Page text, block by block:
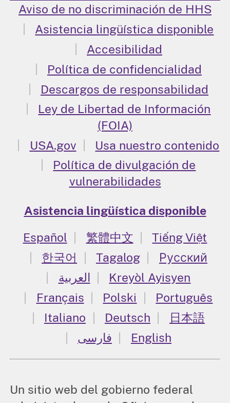
Aviso de no discriminación de HHS
Asistencia lingüística disponible
Accesibilidad
Política de confidencialidad
Descargos de responsabilidad
Ley de Libertad de Información
(FOIA)
USA.gov
Usa nuestro contenido
Política de divulgación de
vulnerabilidades
Asistencia lingüística disponible
Español
繁體中文
Tiếng Việt
한국어
Tagalog
Русский
العربية
Kreyòl Ayisyen
Français
Polski
Português
Italiano
Deutsch
日本語
فارسی
English
Un sitio web del gobierno federal